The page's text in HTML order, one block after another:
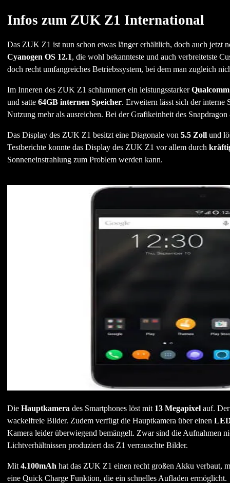
Infos zum ZUK Z1 International
Das ZUK Z1 ist nun schon etwas länger erhältlich, doch auch jetzt
Cyanogen OS 12.1, die wohl bekannteste und auch verbreitetste
doch recht umfangreiches Betriebssystem, bei dem man zugleich
Im Inneren des ZUK Z1 schlummert ein leistungsstarker
und satte 64GB internen Speicher. Erweitern lässt sich der interne
Nutzung mehr als ausreichen. Bei der Grafikeinheit des
Das Display des ZUK Z1 besitzt eine Diagonale von 5.5 Zollund
Testberichte konnte das Display des ZUK Z1 vor allem durch
Sonneneinstrahlung zum Problem werden kann.
Die Hauptkamera des Smartphones löst mit 13 Megapixelauf. Der
wackelfreie Bilder. Zudem verfügt die Hauptkamera über einen
Kamera leider überwiegend bemängelt. Zwar sind die Aufnahmen
Lichtverhältnissen produziert das Z1 verrauschte Bilder.
Mit 4.100mAh hat das ZUK Z1 einen recht großen Akku verbaut,
eine Quick Charge Funktion, die ein schnelles Aufladen ermöglicht.